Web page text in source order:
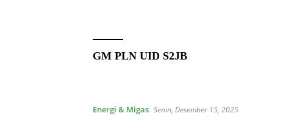
GM PLN UID S2JB
Energi & Migas Senin, Desember 15, 2025